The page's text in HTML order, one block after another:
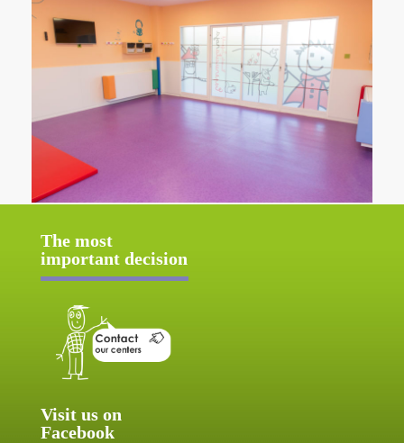
The most
important decision
Visit us on
Facebook